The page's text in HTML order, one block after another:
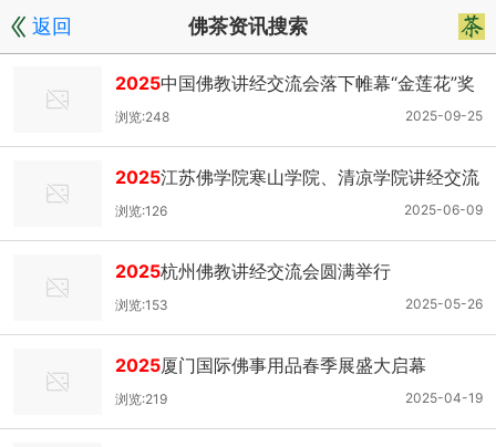
返回 佛茶资讯搜索
2025中国佛教讲经交流会落下帷幕“金莲花”奖
各绽其华
2025-09-25
浏览:248
2025江苏佛学院寒山学院、清凉学院讲经交流
会在重元寺举行
2025-06-09
浏览:126
2025杭州佛教讲经交流会圆满举行
2025-05-26
浏览:153
2025厦门国际佛事用品春季展盛大启幕
2025-04-19
浏览:219